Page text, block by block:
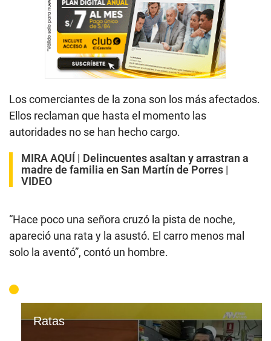
Los comerciantes de la zona son los más afectados.
Ellos reclaman que hasta el momento las
autoridades no se han hecho cargo.
MIRA AQUÍ | Delincuentes asaltan y arrastran a
madre de familia en San Martín de Porres |
VIDEO
“Hace poco una señora cruzó la pista de noche,
apareció una rata y la asustó. El carro menos mal
solo la aventó”, contó un hombre.
Ratas